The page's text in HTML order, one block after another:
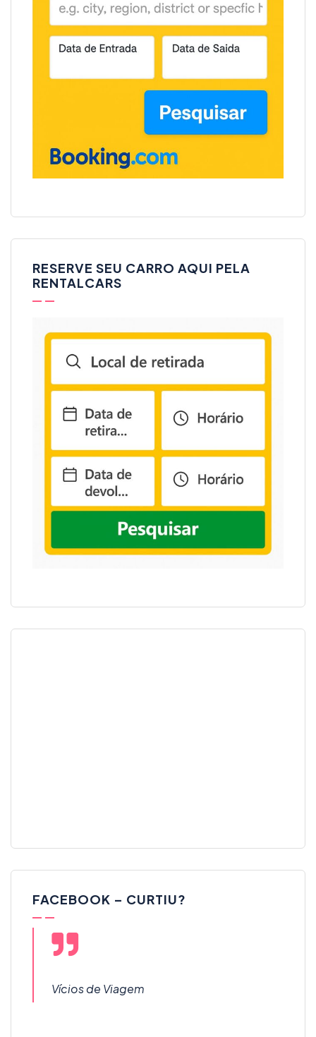
RESERVE SEU CARRO AQUI PELA
RENTALCARS
FACEBOOK – CURTIU?
Vícios de Viagem